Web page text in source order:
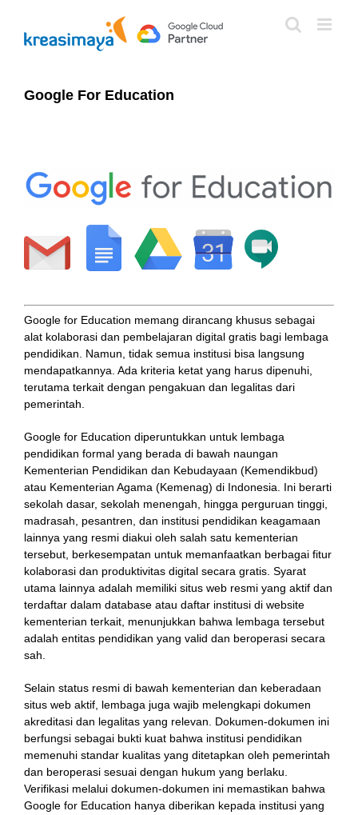
content
Google For Education
Google for Education memang dirancang khusus sebagai
alat kolaborasi dan pembelajaran digital gratis bagi lembaga
pendidikan. Namun, tidak semua institusi bisa langsung
mendapatkannya. Ada kriteria ketat yang harus dipenuhi,
terutama terkait dengan pengakuan dan legalitas dari
pemerintah.
Google for Education diperuntukkan untuk lembaga
pendidikan formal yang berada di bawah naungan
Kementerian Pendidikan dan Kebudayaan (Kemendikbud)
atau Kementerian Agama (Kemenag) di Indonesia. Ini berarti
sekolah dasar, sekolah menengah, hingga perguruan tinggi,
madrasah, pesantren, dan institusi pendidikan keagamaan
lainnya yang resmi diakui oleh salah satu kementerian
tersebut, berkesempatan untuk memanfaatkan berbagai fitur
kolaborasi dan produktivitas digital secara gratis. Syarat
utama lainnya adalah memiliki situs web resmi yang aktif dan
terdaftar dalam database atau daftar institusi di website
kementerian terkait, menunjukkan bahwa lembaga tersebut
adalah entitas pendidikan yang valid dan beroperasi secara
sah.
Selain status resmi di bawah kementerian dan keberadaan
situs web aktif, lembaga juga wajib melengkapi dokumen
akreditasi dan legalitas yang relevan. Dokumen-dokumen ini
berfungsi sebagai bukti kuat bahwa institusi pendidikan
memenuhi standar kualitas yang ditetapkan oleh pemerintah
dan beroperasi sesuai dengan hukum yang berlaku.
Verifikasi melalui dokumen-dokumen ini memastikan bahwa
Google for Education hanya diberikan kepada institusi yang